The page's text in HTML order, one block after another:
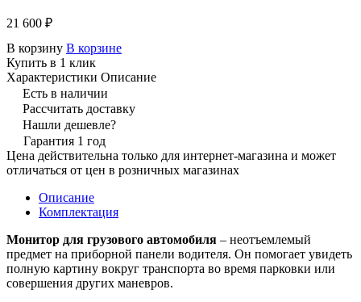
21 600 ₽
В корзину В корзине
Купить в 1 клик
Характеристики Описание
Есть в наличии
Рассчитать доставку
Нашли дешевле?
Гарантия 1 год
Цена действительна только для интернет-магазина и может
отличаться от цен в розничных магазинах
Описание
Комплектация
Монитор для грузового автомобиля – неотъемлемый
предмет на приборной панели водителя. Он помогает увидеть
полную картину вокруг транспорта во время парковки или
совершения других маневров.